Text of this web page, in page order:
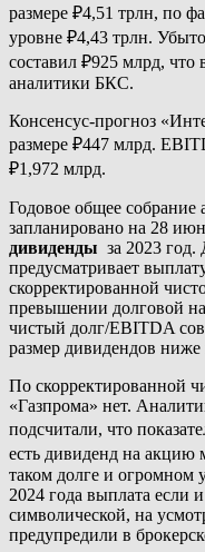
размере ₽4,51 трлн, по
уровне ₽4,43 трлн.
составил ₽925 млрд, что
аналитики БКС.
Консенсус-прогноз
размере ₽447 млрд.
₽1,972 млрд.
Годовое общее собрание
запланировано на 28
дивиденды за 2023
предусматривает
скорректированной
превышении долговой
чистый долг/EBITDA
размер дивидендов
По скорректированной
«Газпрома» нет.
подсчитали, что
есть дивиденд на акцию
таком долге и огромном
2024 года выплата если
символической, на
предупредили в